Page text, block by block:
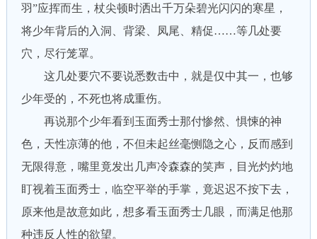
羽”应挥而生，杖尖顿时洒出千万朵碧光闪闪的寒星，
将少年背后的入洞、背梁、凤尾、精促……等几处要
穴，尽行笼罩。
这几处要穴不要说悉数击中，就是仅中其一，也够
少年受的，不死也将成重伤。
再说那个少年看到玉面秀士那付惨然、惧悚的神
色，天性凉薄的他，不但未起丝毫恻隐之心，反而感到
无限得意，嘴里竟发出几声冷森森的笑声，目光灼灼地
盯视着玉面秀士，临空平举的手掌，竟迟迟不按下去，
原来他是故意如此，想多看玉面秀士几眼，而满足他那
种违反人性的欲望。